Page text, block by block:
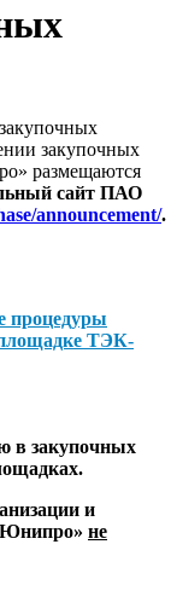
закупочных
размещаются
сайт ПАО
announcement/.
процедуры
ТЭК-
в закупочных
и
не